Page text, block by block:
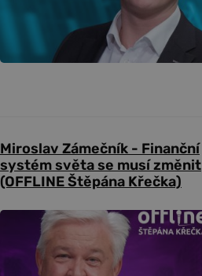
Miroslav Zámečník - Finanční
systém světa se musí změnit
(OFFLINE Štěpána Křečka)